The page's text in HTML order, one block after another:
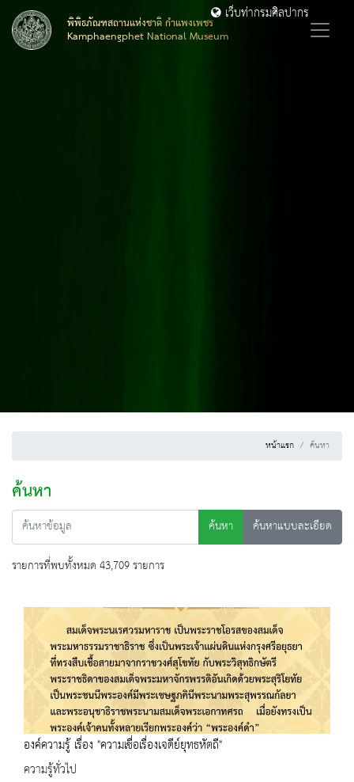
พิพิธภัณฑสถานแห่งชาติ กำแพงเพชร
Kamphaengphet National Museum
เว็บท่ากรมศิลปากร
หน้าแรก ค้นหา
ค้นหา
ค้นหา
ค้นหาแบบละเอียด
รายการที่พบทั้งหมด 43,709 รายการ
องค์ความรู้ เรื่อง "ความเชื่อเรื่องเจดีย์ยุทธหัตถี"
ความรู้ทั่วไป